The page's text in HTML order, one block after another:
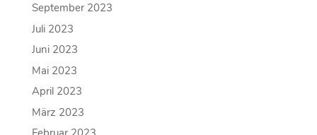
September 2023
Juli 2023
Juni 2023
Mai 2023
April 2023
März 2023